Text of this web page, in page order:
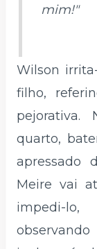
mim!"
Wilson
filho,
pejorativa.
quarto,
apressado
Meire vai
impedi-